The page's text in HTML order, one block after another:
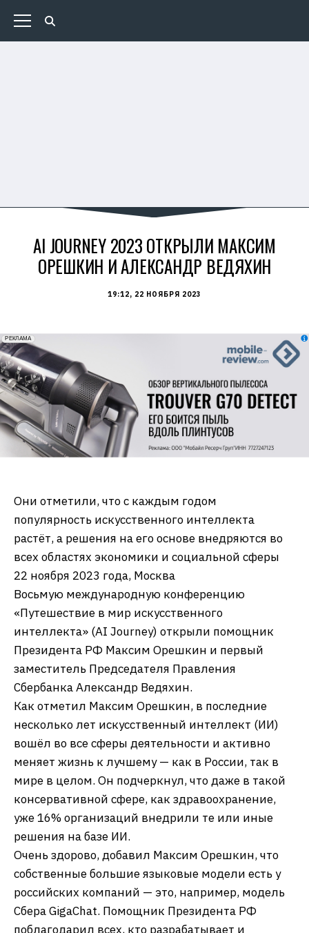
AI JOURNEY 2023 ОТКРЫЛИ МАКСИМ
ОРЕШКИН И АЛЕКСАНДР ВЕДЯХИН
19:12, 22 НОЯБРЯ 2023
erid: 2VfnxxmNzs5
РЕКЛАМА
Они отметили, что с каждым годом
популярность искусственного интеллекта
растёт, а решения на его основе внедряются во
всех областях экономики и социальной сферы
22 ноября 2023 года, Москва
Восьмую международную конференцию
«Путешествие в мир искусственного
интеллекта» (AI Journey) открыли помощник
Президента РФ Максим Орешкин и первый
заместитель Председателя Правления
Сбербанка Александр Ведяхин.
Как отметил Максим Орешкин, в последние
несколько лет искусственный интеллект (ИИ)
вошёл во все сферы деятельности и активно
меняет жизнь к лучшему — как в России, так в
мире в целом. Он подчеркнул, что даже в такой
консервативной сфере, как здравоохранение,
уже 16% организаций внедрили те или иные
решения на базе ИИ.
Очень здорово, добавил Максим Орешкин, что
собственные большие языковые модели есть у
российских компаний — это, например, модель
Сбера GigaChat. Помощник Президента РФ
поблагодарил всех, кто разрабатывает и